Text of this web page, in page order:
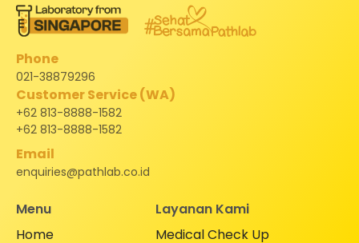
Phone
021-38879296
Customer Service (WA)
+62 813-8888-1582
+62 813-8888-1582
Email
enquiries@pathlab.co.id
Menu
Home
Layanan Kami
Medical Check Up